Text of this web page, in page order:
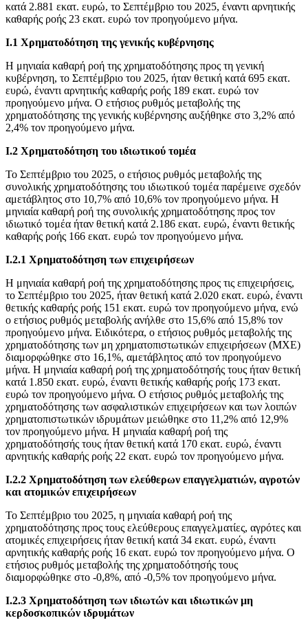
κατά 2.881 εκατ. ευρώ, το Σεπτέμβριο του 2025, έναντι αρνητικής
καθαρής ροής 23 εκατ. ευρώ τον προηγούμενο μήνα.
Ι.1 Χρηματοδότηση της γενικής κυβέρνησης
Η μηνιαία καθαρή ροή της χρηματοδότησης προς τη γενική
κυβέρνηση, το Σεπτέμβριο του 2025, ήταν θετική κατά 695 εκατ.
ευρώ, έναντι αρνητικής καθαρής ροής 189 εκατ. ευρώ τον
προηγούμενο μήνα. Ο ετήσιος ρυθμός μεταβολής της
χρηματοδότησης της γενικής κυβέρνησης αυξήθηκε στο 3,2% από
2,4% τον προηγούμενο μήνα.
Ι.2 Χρηματοδότηση του ιδιωτικού τομέα
Το Σεπτέμβριο του 2025, o ετήσιος ρυθμός μεταβολής της
συνολικής χρηματοδότησης του ιδιωτικού τομέα παρέμεινε σχεδόν
αμετάβλητος στο 10,7% από 10,6% τον προηγούμενο μήνα. Η
μηνιαία καθαρή ροή της συνολικής χρηματοδότησης προς τον
ιδιωτικό τομέα ήταν θετική κατά 2.186 εκατ. ευρώ, έναντι θετικής
καθαρής ροής 166 εκατ. ευρώ τον προηγούμενο μήνα.
Ι.2.1 Χρηματοδότηση των επιχειρήσεων
Η μηνιαία καθαρή ροή της χρηματοδότησης προς τις επιχειρήσεις,
το Σεπτέμβριο του 2025, ήταν θετική κατά 2.020 εκατ. ευρώ, έναντι
θετικής καθαρής ροής 151 εκατ. ευρώ τον προηγούμενο μήνα, ενώ
ο ετήσιος ρυθμός μεταβολής ανήλθε στο 15,6% από 15,8% τον
προηγούμενο μήνα. Ειδικότερα, ο ετήσιος ρυθμός μεταβολής της
χρηματοδότησης των μη χρηματοπιστωτικών επιχειρήσεων (ΜΧΕ)
διαμορφώθηκε στο 16,1%, αμετάβλητος από τον προηγούμενο
μήνα. Η μηνιαία καθαρή ροή της χρηματοδότησής τους ήταν θετική
κατά 1.850 εκατ. ευρώ, έναντι θετικής καθαρής ροής 173 εκατ.
ευρώ τον προηγούμενο μήνα. Ο ετήσιος ρυθμός μεταβολής της
χρηματοδότησης των ασφαλιστικών επιχειρήσεων και των λοιπών
χρηματοπιστωτικών ιδρυμάτων μειώθηκε στο 11,2% από 12,9%
τον προηγούμενο μήνα. Η μηνιαία καθαρή ροή της
χρηματοδότησής τους ήταν θετική κατά 170 εκατ. ευρώ, έναντι
αρνητικής καθαρής ροής 22 εκατ. ευρώ τον προηγούμενο μήνα.
Ι.2.2 Χρηματοδότηση των ελεύθερων επαγγελματιών, αγροτών
και ατομικών επιχειρήσεων
Το Σεπτέμβριο του 2025, η μηνιαία καθαρή ροή της
χρηματοδότησης προς τους ελεύθερους επαγγελματίες, αγρότες και
ατομικές επιχειρήσεις ήταν θετική κατά 34 εκατ. ευρώ, έναντι
αρνητικής καθαρής ροής 16 εκατ. ευρώ τον προηγούμενο μήνα. Ο
ετήσιος ρυθμός μεταβολής της χρηματοδότησής τους
διαμορφώθηκε στο -0,8%, από -0,5% τον προηγούμενο μήνα.
Ι.2.3 Χρηματοδότηση των ιδιωτών και ιδιωτικών μη
κερδοσκοπικών ιδρυμάτων